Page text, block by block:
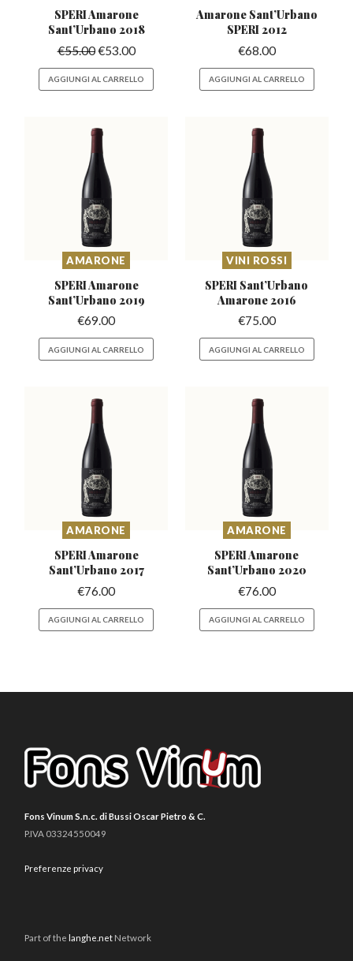
SPERI Amarone
Sant’Urbano 2018
€55.00€53.00
AGGIUNGI AL CARRELLO
Amarone Sant’Urbano
SPERI 2012
€68.00
AGGIUNGI AL CARRELLO
AMARONE
SPERI Amarone
Sant’Urbano 2019
€69.00
AGGIUNGI AL CARRELLO
VINI ROSSI
SPERI Sant’Urbano
Amarone 2016
€75.00
AGGIUNGI AL CARRELLO
AMARONE
SPERI Amarone
Sant’Urbano 2017
€76.00
AGGIUNGI AL CARRELLO
AMARONE
SPERI Amarone
Sant’Urbano 2020
€76.00
AGGIUNGI AL CARRELLO
Fons Vinum S.n.c. di Bussi Oscar Pietro & C.
P.IVA 03324550049
Preferenze privacy
Part of the langhe.net Network